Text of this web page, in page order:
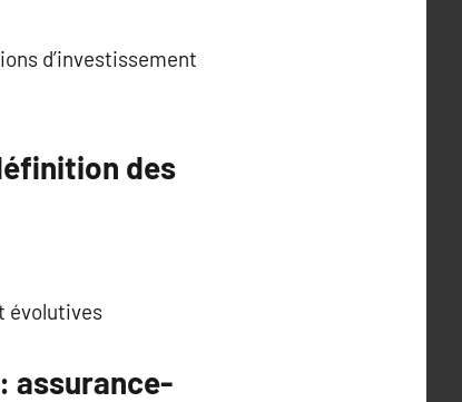
d’investissement
des
évolutives
assurance-